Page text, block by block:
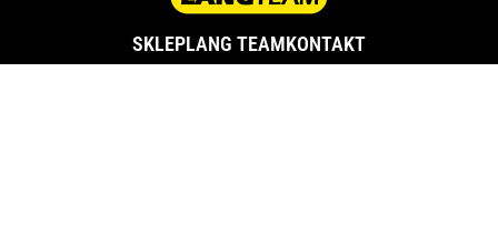
SKLEPLANG TEAMKONTAKT